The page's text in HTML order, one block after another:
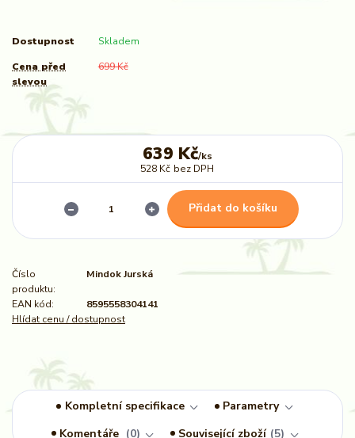
Dostupnost Skladem
Cena před
slevou
699 Kč
639 Kč/ks
528 Kč bez DPH
Přidat do košíku
Číslo
produktu:
Mindok Jurská
EAN kód:
8595558304141
Hlídat cenu / dostupnost
Kompletní specifikace
Parametry
Komentáře
0 Související zboží 5